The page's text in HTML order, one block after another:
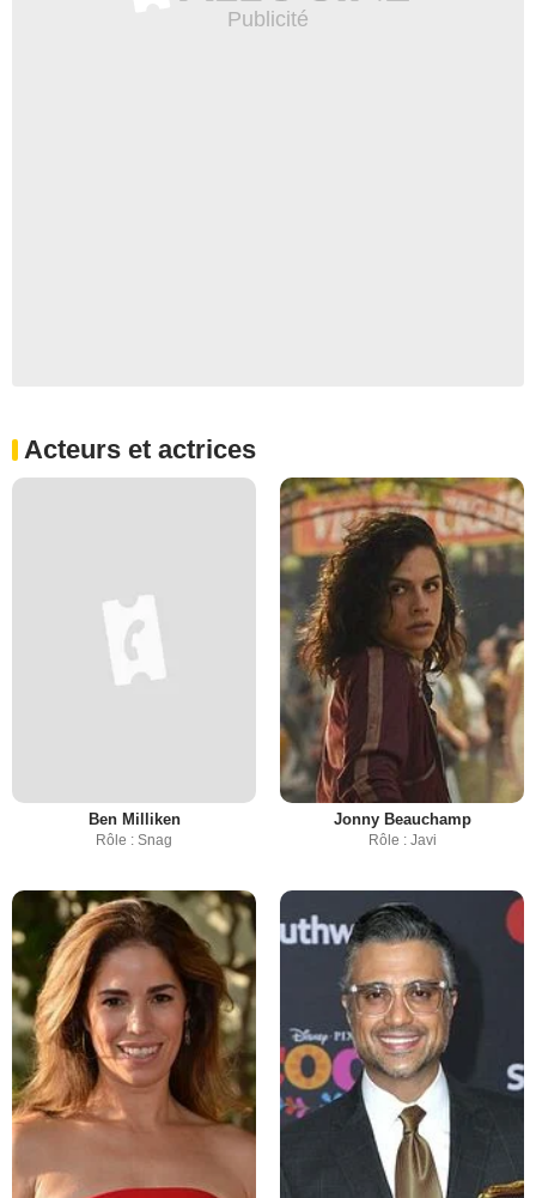
Acteurs et actrices
Ben Milliken
Rôle : Snag
Jonny Beauchamp
Rôle : Javi